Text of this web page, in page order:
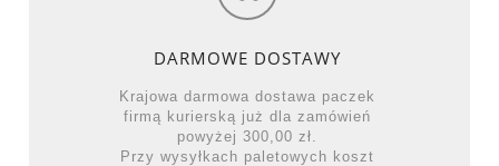
DARMOWE DOSTAWY
Krajowa darmowa dostawa paczek
firmą kurierską już dla zamówień
powyżej 300,00 zł.
Przy wysyłkach paletowych koszt